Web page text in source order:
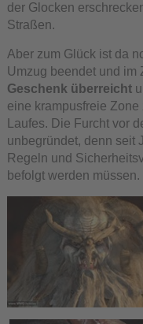
der Glocken
Straßen.
Aber zum Glück ist da
Umzug beendet und im
Geschenk überreicht
eine krampusfreie
Laufes. Die Furcht vor
unbegründet, denn seit
Regeln und
befolgt werden müssen.